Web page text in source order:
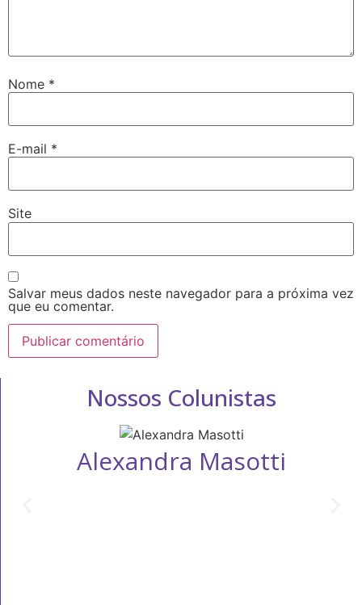
Nome *
E-mail *
Site
Salvar meus dados neste navegador para a próxima vez
que eu comentar.
Nossos Colunistas
Alexandra Masotti